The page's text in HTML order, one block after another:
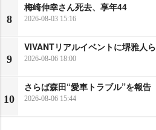
8
梅崎伸幸さん死去、享年44
2026-08-03 15:16
9
VIVANTリアルイベントに堺雅人ら
2026-08-06 18:00
10
さらば森田“愛車トラブル”を報告
2026-08-06 15:44